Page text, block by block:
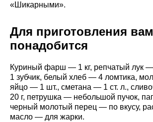
«Шикарными».
Для приготовления вам
понадобится
Куриный фарш — 1 кг, репчатый лук
1 зубчик, белый хлеб — 4 ломтика,
яйцо — 1 шт., сметана — 1 ст. л.,
20 г, петрушка — небольшой пучок,
черный молотый перец — по вкусу,
масло — для жарки.